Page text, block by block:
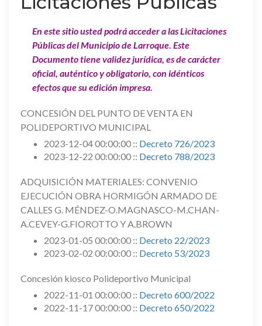
En este sitio usted podrá acceder a las Licitaciones
Públicas del Municipio de Larroque. Este
Documento tiene validez jurídica, es de carácter
oficial, auténtico y obligatorio, con idénticos
efectos que su edición impresa.
CONCESIÓN DEL PUNTO DE VENTA EN
POLIDEPORTIVO MUNICIPAL
2023-12-04 00:00:00 :: Decreto 726/2023
2023-12-22 00:00:00 :: Decreto 788/2023
ADQUISICIÓN MATERIALES: CONVENIO
EJECUCIÓN OBRA HORMIGÓN ARMADO DE
CALLES G. MÉNDEZ-O.MAGNASCO-M.CHAN-
A.CEVEY-G.FIOROTTO Y A.BROWN
2023-01-05 00:00:00 :: Decreto 22/2023
2023-02-02 00:00:00 :: Decreto 53/2023
Concesión kiosco Polideportivo Municipal
2022-11-01 00:00:00 :: Decreto 600/2022
2022-11-17 00:00:00 :: Decreto 650/2022